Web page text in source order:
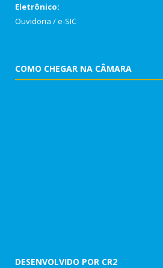
Eletrônico:
Ouvidoria /e-SIC
COMO CHEGAR NA CÂMARA
DESENVOLVIDO POR CR2